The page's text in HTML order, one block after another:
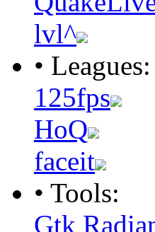
lvl^
• Leagues:
125fps
HoQ
faceit
• Tools:
Gtk